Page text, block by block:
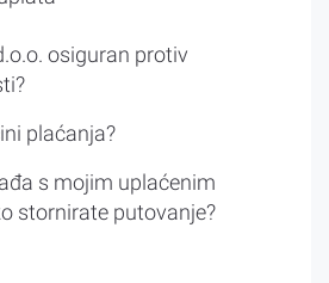
osiguran protiv
plaćanja?
s mojim uplaćenim
stornirate putovanje?